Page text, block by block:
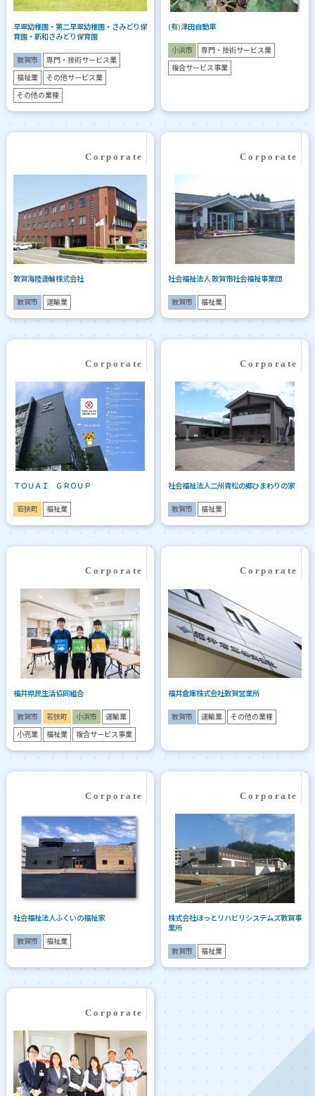
早翠幼稚園・第二早翠幼稚園・さみどり保
育園・新和さみどり保育園
敦賀市 専門・技術サービス業
福祉業 その他サービス業
その他の業種
(有)津田自動車
小浜市 専門・技術サービス業
複合サービス事業
敦賀海陸運輸株式会社
敦賀市 運輸業
社会福祉法人 敦賀市社会福祉事業団
敦賀市 福祉業
ＴＯＵＡＩ ＧＲＯＵＰ
若狭町 福祉業
社会福祉法人二州青松の郷ひまわりの家
敦賀市 福祉業
福井県民生活協同組合
敦賀市 若狭町 小浜市 運輸業
小売業 福祉業 複合サービス事業
福井倉庫株式会社敦賀営業所
敦賀市 運輸業 その他の業種
社会福祉法人ふくいの福祉家
敦賀市 福祉業
株式会社ほっとリハビリシステムズ敦賀事
業所
敦賀市 福祉業